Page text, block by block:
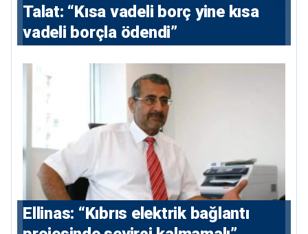
Talat: “Kısa vadeli borç yine kısa
vadeli borçla ödendi”
Ellinas: “Kıbrıs elektrik bağlantı